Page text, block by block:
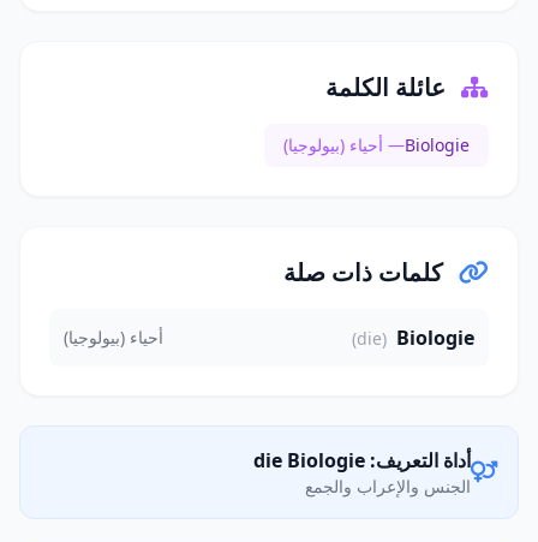
عائلة الكلمة
Biologie— أحياء (بيولوجيا)
كلمات ذات صلة
Biologie
(die) أحياء (بيولوجيا)
أداة التعريف: die Biologie
الجنس والإعراب والجمع